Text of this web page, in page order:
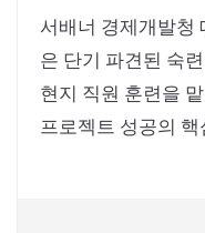
서배너 경제개발청
은 단기 파견된 숙
현지 직원 훈련을
프로젝트 성공의 핵